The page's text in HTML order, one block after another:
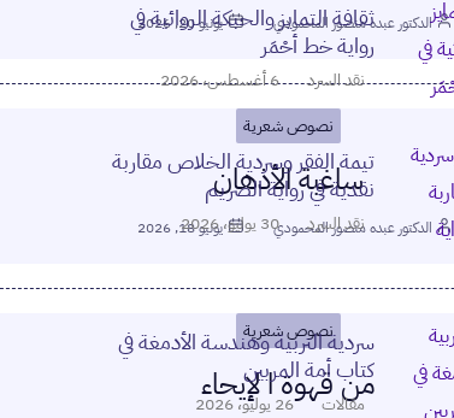
الدكتور عبده منصور المحمودي يونيو 20, 2026
نصوص شعرية
ساغبة الأذهان
الدكتور عبده منصور المحمودي يونيو 18, 2026
نصوص شعرية
من قهوة ا لإيحاء
ثقافة التمايز والحبكة الروائية في
رواية خط أحْمَر
نقد السرد 6 أغسطس، 2026
تيمة الفقر وسردية الخلاص مقاربة
نقدية في رواية الصريم
نقد السرد 30 يوليو، 2026
سردية التربية وهندسة الأدمغة في
كتاب أمة المربين
مقالات 26 يوليو، 2026